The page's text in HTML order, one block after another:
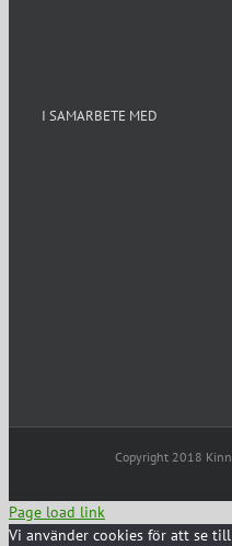
I SAMARBETE MED
Copyright 2018
Page load link
Vi använder cookies för att se